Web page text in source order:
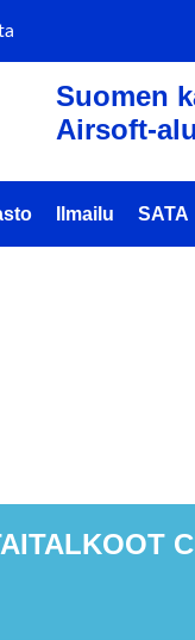
Suomen
Airsoft-
Ilmailu SATA